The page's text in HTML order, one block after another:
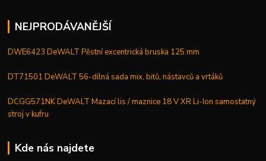
NEJPRODÁVANĚJŠÍ
DWE6423 DeWALT Pěstní excentrická bruska 125 mm
DT71501 DeWALT 56-dílná sada mix, bitů, nástavců a vrtáků
DCGG571NK DeWALT Mazací lis / maznice 18 V XR Li-Ion samostatný
stroj v kufru
Kde nás najdete